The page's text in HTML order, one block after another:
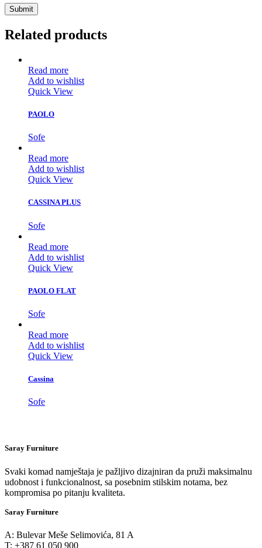
Submit
Related products
Read more
Add to wishlist
Quick View
PAOLO
Sofe
Read more
Add to wishlist
Quick View
CASSINA PLUS
Sofe
Read more
Add to wishlist
Quick View
PAOLO FLAT
Sofe
Read more
Add to wishlist
Quick View
Cassina
Sofe
Saray Furniture
Svaki komad namještaja je pažljivo dizajniran da pruži maksimalnu
udobnost i funkcionalnost, sa posebnim stilskim notama, bez
kompromisa po pitanju kvaliteta.
Saray Furniture
A: Bulevar Meše Selimovića, 81 A
T: +387 61 050 900